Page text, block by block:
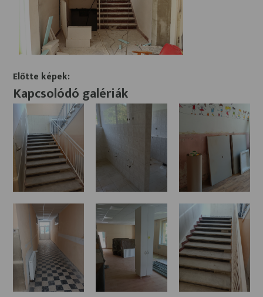
Előtte képek:
Kapcsolódó galériák